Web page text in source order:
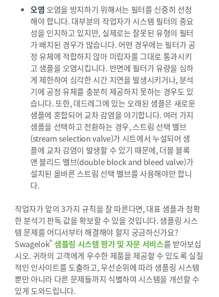
오염 오염을 방지하기 위해서는 필터를 신중히 선정
해야 합니다. 대부분의 작업자가 시스템 필터의 중요
성을 인지하고 있지만, 실제로는 잘못된 유형의 필터
가 배치된 경우가 많습니다. 어떤 경우에는 필터가 공
정 유체에 적합하지 않아 미립자를 그대로 통과시키
고 샘플을 오염시킵니다. 반면에 필터가 유량을 심하
게 제한하여 심각한 시간 지연을 발생시키거나, 분석
기에 공정 유체를 충분히 제공하지 못하는 경우도 있
습니다. 또한, 데드레그에 있는 오래된 샘플은 새로운
샘플에 혼합되어 교차 감염을 야기합니다. 여러 가지
샘플을 선택하고 전환하는 경우, 스트림 선택 밸브
(stream selection valve)가 시트에서 누설되어 샘
플에 교차 감염이 발생할 수 있기 때문에, 더블 블록
앤 블리드 밸브(double block and bleed valve)가
설치된 올바른 스트림 선택 밸브를 사용해야만 합니
다.
작업자가 앞의 3가지 규칙을 잘 따른다면, 대표 샘플과 정확
한 분석기 판독 값을 확보할 수 있을 것입니다. 샘플링 시스
템 문제를 어디서부터 해결해야 할지 궁금하신가요?
Swagelok® 샘플링 시스템 평가 및 자문 서비스를 받아보십
시오. 귀하의 고객에게 우수한 제품을 제공할 수 있도록 실질
적인 인사이트를 도출하고, 우선순위에 따라 샘플링 시스템
뿐만 아니라 다른 문제들까지 식별하여 시스템을 개선할 수
있게 도와드립니다.